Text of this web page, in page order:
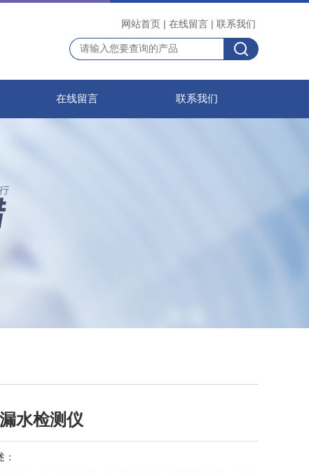
网站首页 | 在线留言 | 联系我们
在线留言 联系我们
水检测仪